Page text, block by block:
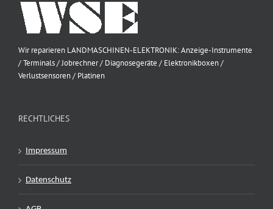
Wir reparieren LANDMASCHINEN-ELEKTRONIK: Anzeige-Instrumente
/ Terminals / Jobrechner / Diagnosegeräte / Elektronikboxen /
Verlustsensoren / Platinen
RECHTLICHES
Impressum
Datenschutz